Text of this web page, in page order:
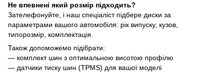
Не впевнені який розмір підходить?
Зателефонуйте, і наш спеціаліст підбере диски за
параметрами вашого автомобіля: рік випуску, кузов,
типорозмір, комплектація.
Також допоможемо підібрати:
— комплект шин з оптимальною висотою профілю
— датчики тиску шин (TPMS) для вашої моделі